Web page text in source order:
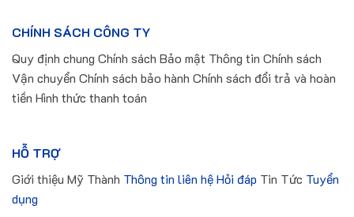
CHÍNH SÁCH CÔNG TY
Quy định chung Chính sách Bảo mật Thông tin Chính sách
Vận chuyển Chính sách bảo hành Chính sách đổi trả và hoàn
tiền Hình thức thanh toán
HỖ TRỢ
Giới thiệu Mỹ Thành Thông tin liên hệHỏi đáp Tin Tức Tuyển
dụng